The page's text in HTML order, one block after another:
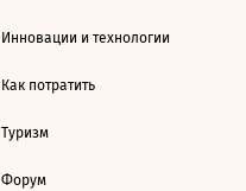
Инновации и технологии
Как потратить
Туризм
Форум